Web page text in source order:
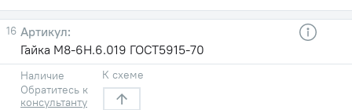
16
Гайка М8-6Н.6.019 ГОСТ5915-70
Наличие
Обратитесь к
консультанту
К схеме